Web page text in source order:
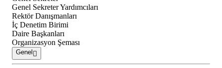
Genel Sekreter Yardımcıları
Rektör Danışmanları
İç Denetim Birimi
Daire Başkanları
Organizasyon Şeması
Genel